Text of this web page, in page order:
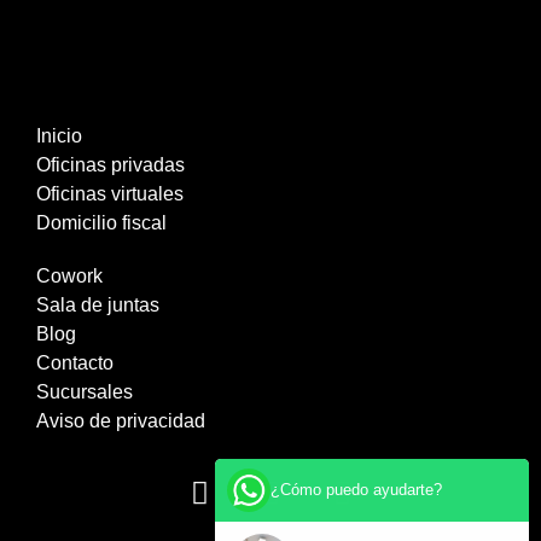
Inicio
Oficinas privadas
Oficinas virtuales
Domicilio fiscal
Cowork
Sala de juntas
Blog
Contacto
Sucursales
Aviso de privacidad
¿Cómo puedo ayudarte?